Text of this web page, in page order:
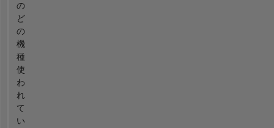
の
ど
の
機
種
使
わ
れ
て
い